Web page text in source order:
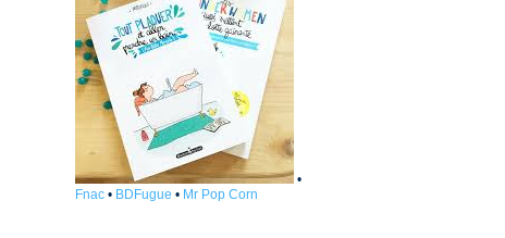
•
Fnac • BDFugue • Mr Pop Corn